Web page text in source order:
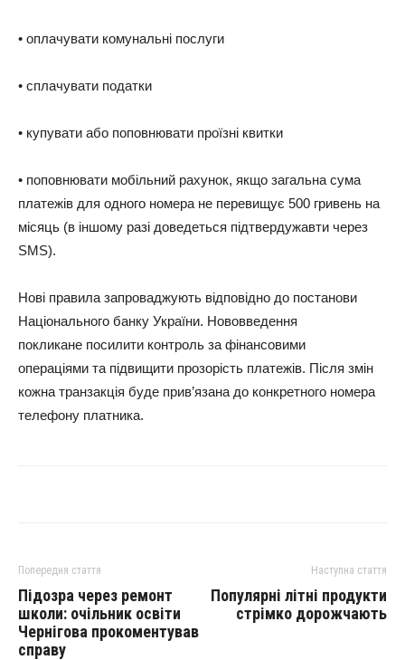
• оплачувати комунальні послуги
• сплачувати податки
• купувати або поповнювати проїзні квитки
• поповнювати мобільний рахунок, якщо загальна сума
платежів для одного номера не перевищує 500 гривень на
місяць (в іншому разі доведеться підтвердужавти через
SMS).
Нові правила запроваджують відповідно до постанови
Національного банку України. Нововведення
покликане посилити контроль за фінансовими
операціями та підвищити прозорість платежів. Після змін
кожна транзакція буде прив’язана до конкретного номера
телефону платника.
Попередня стаття
Підозра через ремонт
школи: очільник освіти
Чернігова прокоментував
справу
Наступна стаття
Популярні літні продукти
стрімко дорожчають